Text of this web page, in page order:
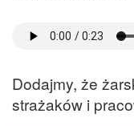
Dodajmy, że
strażaków i